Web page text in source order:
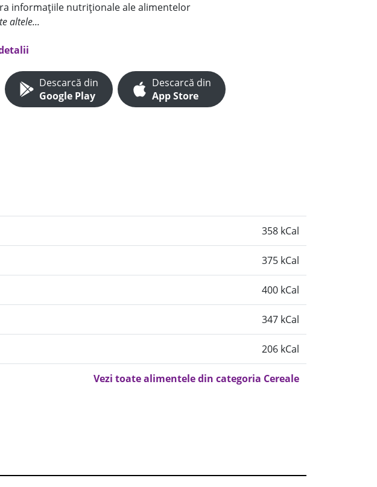
informațiile nutriționale ale alimentelor
altele...
Descarcă din
Google Play
Descarcă din
App Store
358 kCal
375 kCal
400 kCal
347 kCal
206 kCal
Vezi toate alimentele din categoria Cereale